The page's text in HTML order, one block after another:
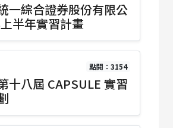
一綜合證券股份有限公
半年實習計畫
點閱：3154
十八屆 CAPSULE 實習